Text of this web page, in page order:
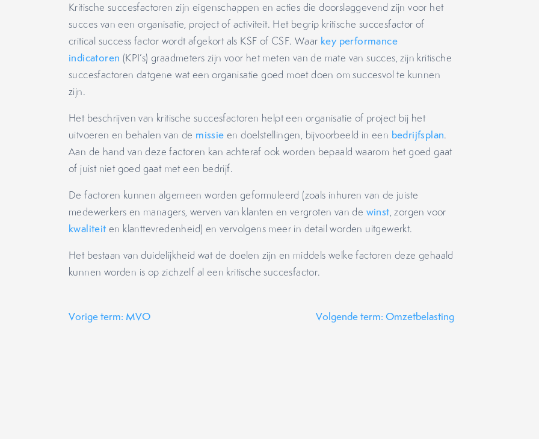
Kritische succesfactoren zijn eigenschappen en acties die doorslaggevend zijn voor het
succes van een organisatie, project of activiteit. Het begrip kritische succesfactor of
critical success factor wordt afgekort als KSF of CSF. Waar key performance
indicatoren (KPI’s) graadmeters zijn voor het meten van de mate van succes, zijn kritische
succesfactoren datgene wat een organisatie goed moet doen om succesvol te kunnen
zijn.
Het beschrijven van kritische succesfactoren helpt een organisatie of project bij het
uitvoeren en behalen van de missie en doelstellingen, bijvoorbeeld in een bedrijfsplan.
Aan de hand van deze factoren kan achteraf ook worden bepaald waarom het goed gaat
of juist niet goed gaat met een bedrijf.
De factoren kunnen algemeen worden geformuleerd (zoals inhuren van de juiste
medewerkers en managers, werven van klanten en vergroten van de winst, zorgen voor
kwaliteit en klanttevredenheid) en vervolgens meer in detail worden uitgewerkt.
Het bestaan van duidelijkheid wat de doelen zijn en middels welke factoren deze gehaald
kunnen worden is op zichzelf al een kritische succesfactor.
Vorige term: MVO Volgende term: Omzetbelasting